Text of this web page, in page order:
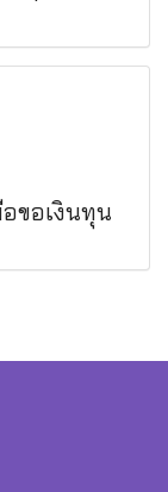
ขอเงินทุน